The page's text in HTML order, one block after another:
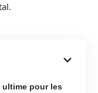
ultime pour les